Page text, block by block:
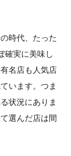
時代、たった
確実に美味し
名店も人気店
います。つま
状況にありま
選んだ店は間